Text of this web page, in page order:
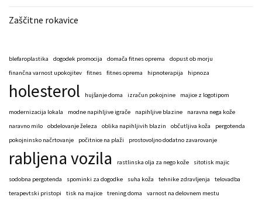
Zaščitne rokavice
blefaroplastika dogodek promocija domača fitnes oprema
dopust ob morju
finančna varnost upokojitev
fitnes fitnes oprema hipnoterapija hipnoza
holesterol hujšanje doma izračun pokojnine majice z logotipom
modernizacija lokala modne napihljive igrače napihljive blazine
naravna nega kože
naravno milo
obdelovanje železa oblika napihljivih blazin občutljiva koža
pergotenda
pokojninsko načrtovanje
počitnice na plaži prostovoljno dodatno zavarovanje
rabljena vozila rastlinska olja za nego kože sitotisk majic
sodobna pergotenda spominki za dogodke suha koža tehnike zdravljenja
telovadba
terapevtski pristopi
tisk na majice trening doma
varnost na delovnem mestu